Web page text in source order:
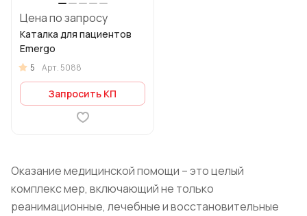
Цена по запросу
Каталка для пациентов
Emergo
5 Арт. 5088
Запросить КП
Оказание медицинской помощи – это целый
комплекс мер, включающий не только
реанимационные, лечебные и восстановительные